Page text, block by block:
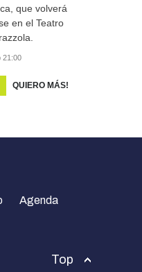
que volverá
en el Teatro
21:00
QUIERO MÁS!
Agenda
Top